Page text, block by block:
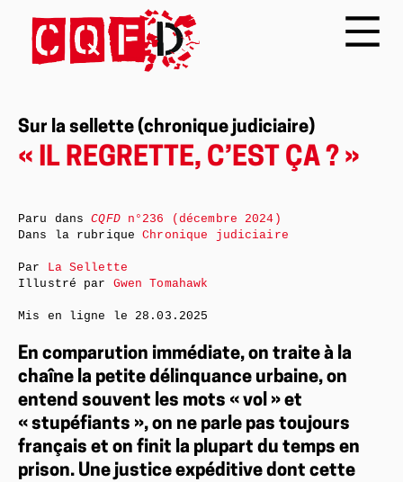
Sur la sellette (chronique judiciaire)
« IL REGRETTE, C’EST ÇA ? »
En comparution immédiate, on traite à la
chaîne la petite délinquance urbaine, on
entend souvent les mots « vol » et
« stupéfiants », on ne parle pas toujours
français et on finit la plupart du temps en
prison. Une justice expéditive dont cette
Paru dansCQFDn°236 (décembre 2024)
Dans la rubriqueChronique judiciaire
Par La Sellette
Illustré par Gwen Tomahawk
Mis en ligne le 28.03.2025